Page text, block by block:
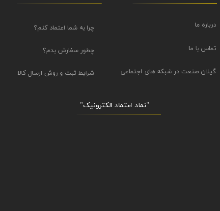
چرا به شما اعتماد کنم؟
چطور سفارش بدم؟
شرایط ثبت و روش ارسال کالا
"نماد اعتماد الکترونیک​​​​​​​"
درباره ما
تماس با ما
گیلان صنعت در شبکه های اجتماعی